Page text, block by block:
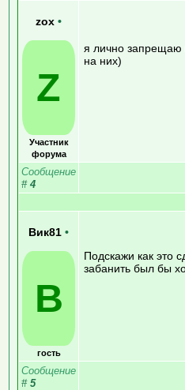
zox •
Z
Участник
форума
я лично запрещаю
на них)
Сообщение
# 4
Вик81 •
В
гость
Подскажи как это
забанить был бы
Сообщение
# 5